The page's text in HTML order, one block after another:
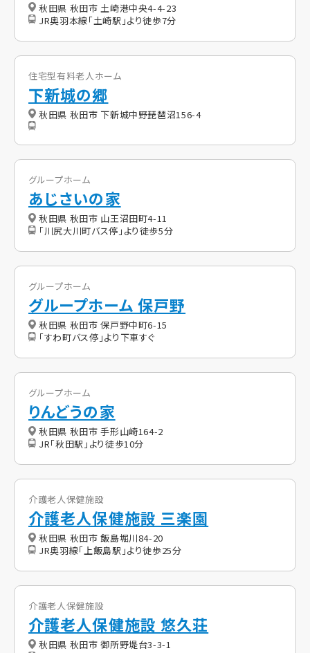
秋田県 秋田市 土崎港中央4-4-23
JR奥羽本線「土崎駅」より徒歩7分
住宅型有料老人ホーム
下新城の郷
秋田県 秋田市 下新城中野琵琶沼156-4
グループホーム
あじさいの家
秋田県 秋田市 山王沼田町4-11
「川尻大川町バス停」より徒歩5分
グループホーム
グループホーム 保戸野
秋田県 秋田市 保戸野中町6-15
「すわ町バス停」より下車すぐ
グループホーム
りんどうの家
秋田県 秋田市 手形山崎164-2
JR「秋田駅」より徒歩10分
介護老人保健施設
介護老人保健施設 三楽園
秋田県 秋田市 飯島堀川84-20
JR奥羽線「上飯島駅」より徒歩25分
介護老人保健施設
介護老人保健施設 悠久荘
秋田県 秋田市 御所野堤台3-3-1